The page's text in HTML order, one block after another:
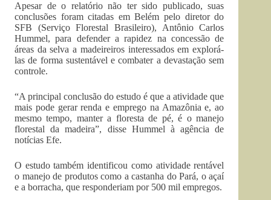
Apesar de o relatório não ter sido publicado, suas
conclusões foram citadas em Belém pelo diretor do
SFB (Serviço Florestal Brasileiro), Antônio Carlos
Hummel, para defender a rapidez na concessão de
áreas da selva a madeireiros interessados em explorá-
las de forma sustentável e combater a devastação sem
controle.
“A principal conclusão do estudo é que a atividade que
mais pode gerar renda e emprego na Amazônia e, ao
mesmo tempo, manter a floresta de pé, é o manejo
florestal da madeira”, disse Hummel à agência de
notícias Efe.
O estudo também identificou como atividade rentável
o manejo de produtos como a castanha do Pará, o açaí
e a borracha, que responderiam por 500 mil empregos.